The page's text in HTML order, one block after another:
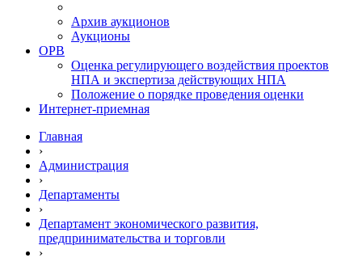
Архив аукционов
Аукционы
ОРВ
Оценка регулирующего воздействия проектов
НПА и экспертиза действующих НПА
Положение о порядке проведения оценки
Интернет-приемная
Главная
›
Администрация
›
Департаменты
›
Департамент экономического развития,
предпринимательства и торговли
›